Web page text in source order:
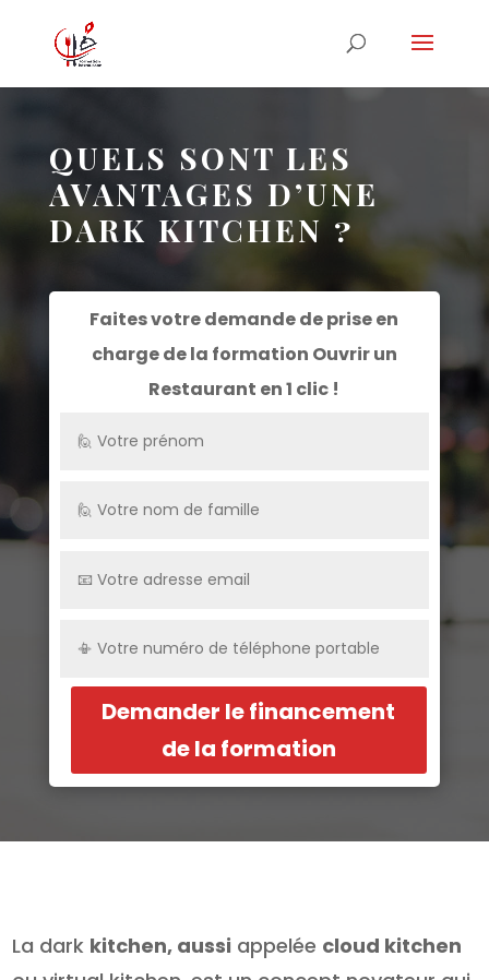
QUELS SONT LES
AVANTAGES D’UNE
DARK KITCHEN ?
Faites votre demande de prise en
charge de la formation Ouvrir un
Restaurant en 1 clic !
Demander le financement
de la formation
La dark kitchen, aussi appelée cloud kitchen